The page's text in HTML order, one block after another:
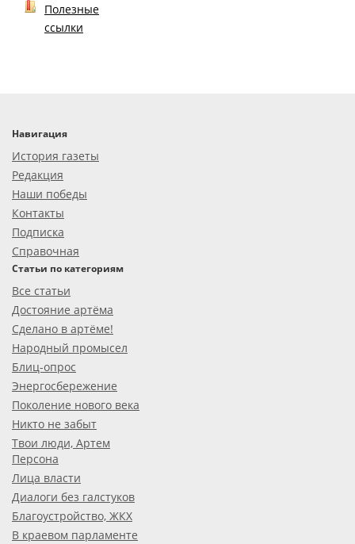
Полезные
ссылки
Навигация
История газеты
Редакция
Наши победы
Контакты
Подписка
Справочная
Статьи по категориям
Все статьи
Достояние артёма
Сделано в артёме!
Народный промысел
Блиц-опрос
Энергосбережение
Поколение нового века
Никто не забыт
Твои люди, Артем
Персона
Лица власти
Диалоги без галстуков
Благоустройство, ЖКХ
В краевом парламенте